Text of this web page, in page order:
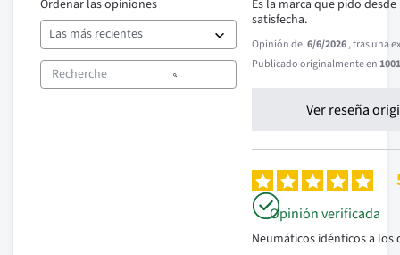
Ordenar las opiniones
Es la marca que pido
satisfecha.
Opinión del6/6/2026, tras una
Publicado originalmente en
Ver reseña
Opinión verificada
Neumáticos idénticos a los